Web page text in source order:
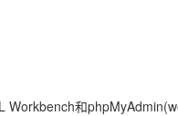
Workbench和